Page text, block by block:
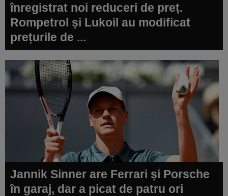
înregistrat noi reduceri de preț.
Rompetrol și Lukoil au modificat
prețurile de ...
Jannik Sinner are Ferrari și Porsche
în garaj, dar a picat de patru ori